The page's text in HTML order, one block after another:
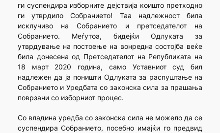
ги суспендира изборните дејствија коишто претходно
ги утврдило Собранието! Таа надлежност била
исклучиво на Собранието и претседателот на
Собранието. Меѓутоа, бидејќи Одлуката за
утврдување на постоење на вонредна состојба веќе
била донесена од Претседателот на Републиката на
18 март 2020 година, само Уставниот суд бил
надлежен да ја поништи Одлуката за распуштање на
Собранието и Уредбата со законска сила за прашања
поврзани со изборниот процес.
Со владина уредба со законска сила не можело да се
суспендира Собранието, посебно имајќи го предвид